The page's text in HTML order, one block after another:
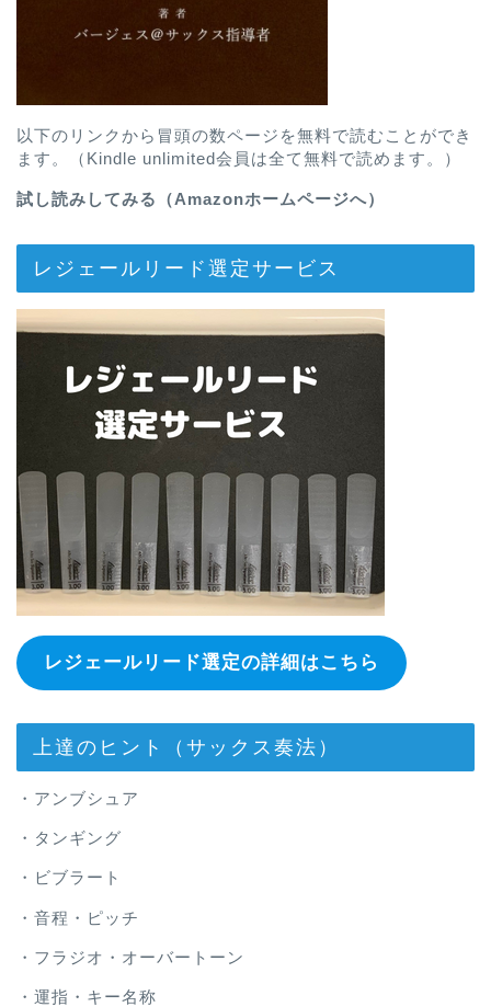
以下のリンクから冒頭の数ページを無料で読むことができ
ます。（Kindle unlimited会員は全て無料で読めます。）
試し読みしてみる（Amazonホームページへ）
レジェールリード選定サービス
レジェールリード選定の詳細はこちら
上達のヒント（サックス奏法）
・アンブシュア
・タンギング
・ビブラート
・音程・ピッチ
・フラジオ・オーバートーン
・運指・キー名称